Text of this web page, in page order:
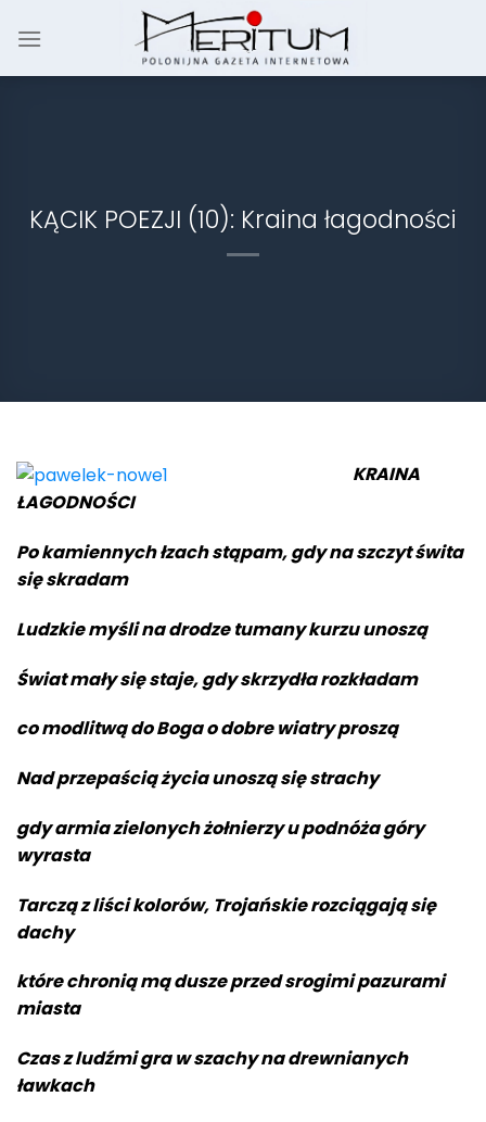
KĄCIK POEZJI (10): Kraina łagodności
KRAINA
ŁAGODNOŚCI
Po kamiennych łzach stąpam, gdy na szczyt świta
się skradam
Ludzkie myśli na drodze tumany kurzu unoszą
Świat mały się staje, gdy skrzydła rozkładam
co modlitwą do Boga o dobre wiatry proszą
Nad przepaścią życia unoszą się strachy
gdy armia zielonych żołnierzy u podnóża góry
wyrasta
Tarczą z liści kolorów, Trojańskie rozciągają się
dachy
które chronią mą dusze przed srogimi pazurami
miasta
Czas z ludźmi gra w szachy na drewnianych
ławkach